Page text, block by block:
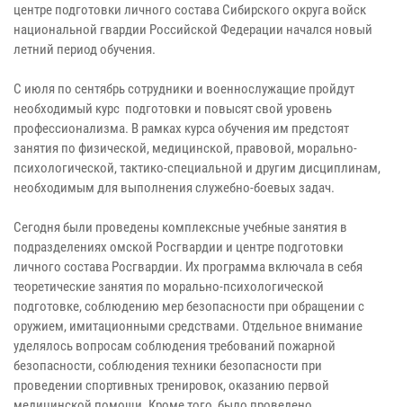
центре подготовки личного состава Сибирского округа войск
национальной гвардии Российской Федерации начался новый
летний период обучения.
С июля по сентябрь сотрудники и военнослужащие пройдут
необходимый курс подготовки и повысят свой уровень
профессионализма. В рамках курса обучения им предстоят
занятия по физической, медицинской, правовой, морально-
психологической, тактико-специальной и другим дисциплинам,
необходимым для выполнения служебно-боевых задач.
Сегодня были проведены комплексные учебные занятия в
подразделениях омской Росгвардии и центре подготовки
личного состава Росгвардии. Их программа включала в себя
теоретические занятия по морально-психологической
подготовке, соблюдению мер безопасности при обращении с
оружием, имитационными средствами. Отдельное внимание
уделялось вопросам соблюдения требований пожарной
безопасности, соблюдения техники безопасности при
проведении спортивных тренировок, оказанию первой